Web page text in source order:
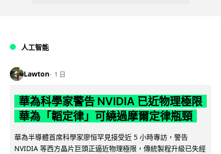
人工智能
Lawton 1 日
華為科學家警告 NVIDIA 已近物理極限
華為「韜定律」可繞過摩爾定律瓶頸
華為半導體首席科學家廖恒罕見接受近 5 小時專訪，警告
NVIDIA 等西方晶片巨頭正逼近物理極限，傳統製程升級已失經